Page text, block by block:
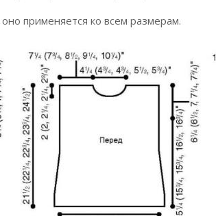
применяется ко всем размерам.